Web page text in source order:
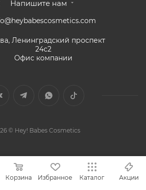
Напишите нам
Ленинградский проспект
24с2
Офис компании
© Hey! Babes Cosmetics
Корзина Избранное Каталог Акции